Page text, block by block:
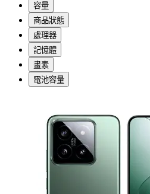
容量
商品狀態
處理器
記憶體
畫素
電池容量